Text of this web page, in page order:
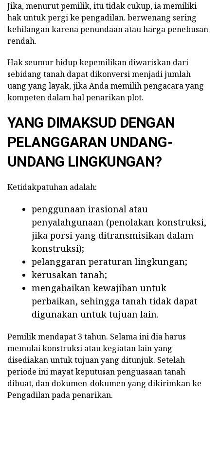
Jika, menurut pemilik, itu tidak cukup, ia memiliki
hak untuk pergi ke pengadilan. berwenang sering
kehilangan karena penundaan atau harga penebusan
rendah.
Hak seumur hidup kepemilikan diwariskan dari
sebidang tanah dapat dikonversi menjadi jumlah
uang yang layak, jika Anda memilih pengacara yang
kompeten dalam hal penarikan plot.
YANG DIMAKSUD DENGAN
PELANGGARAN UNDANG-
UNDANG LINGKUNGAN?
Ketidakpatuhan adalah:
penggunaan irasional atau
penyalahgunaan (penolakan konstruksi,
jika porsi yang ditransmisikan dalam
konstruksi);
pelanggaran peraturan lingkungan;
kerusakan tanah;
mengabaikan kewajiban untuk
perbaikan, sehingga tanah tidak dapat
digunakan untuk tujuan lain.
Pemilik mendapat 3 tahun. Selama ini dia harus
memulai konstruksi atau kegiatan lain yang
disediakan untuk tujuan yang ditunjuk. Setelah
periode ini mayat keputusan penguasaan tanah
dibuat, dan dokumen-dokumen yang dikirimkan ke
Pengadilan pada penarikan.